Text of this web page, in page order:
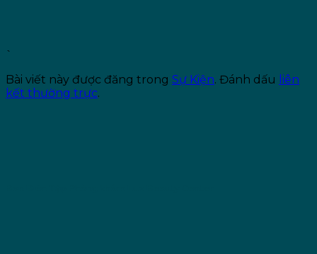
`
Bài viết này được đăng trong Sự Kiện. Đánh dấu liên
kết thường trực.